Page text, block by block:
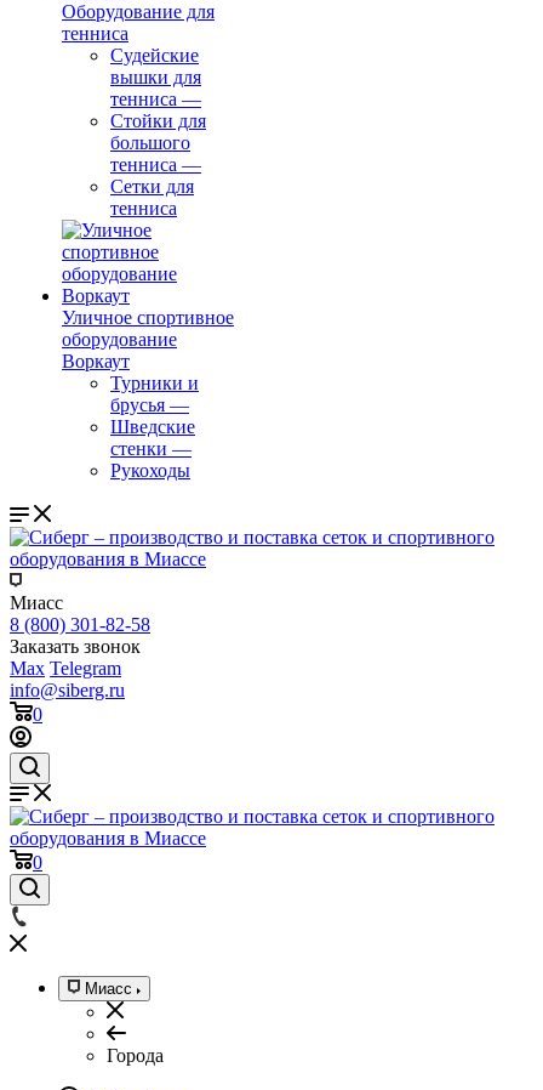
Оборудование для
тенниса
Судейские
вышки для
тенниса —
Стойки для
большого
тенниса —
Сетки для
тенниса
Уличное спортивное
оборудование
Воркаут
Турники и
брусья —
Шведские
стенки —
Рукоходы
Миасс
8 (800) 301-82-58
Заказать звонок
Max Telegram
info@siberg.ru
0
0
Миасс
Города